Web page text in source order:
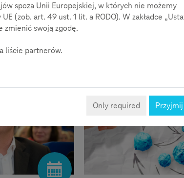
Knowhow
spoza Unii Europejskiej, w których nie możemy
(zob. art. 49 ust. 1 lit. a RODO). W zakładce
zmienić swoją zgodę.
liście partnerów.
Only required